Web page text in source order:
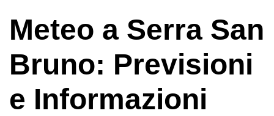
Meteo a Serra San
Bruno: Previsioni
e Informazioni